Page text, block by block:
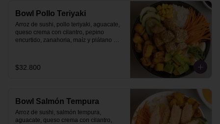
Bowl Pollo Teriyaki
Arroz de sushi, pollo teriyaki, aguacate,
queso crema con cilantro, pepino
encurtido, zanahoria, maíz y plátano
$32.800
Bowl Salmón Tempura
Arroz de sushi, salmón tempura,
aguacate, queso crema con cilantro,